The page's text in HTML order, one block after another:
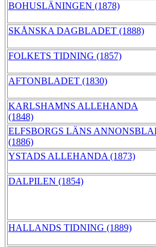
BOHUSLÄNINGEN (1878)
SKÅNSKA DAGBLADET (1888)
FOLKETS TIDNING (1857)
AFTONBLADET (1830)
KARLSHAMNS ALLEHANDA
(1848)
ELFSBORGS LÄNS
(1886)
YSTADS ALLEHANDA (1873)
DALPILEN (1854)
HALLANDS TIDNING (1889)